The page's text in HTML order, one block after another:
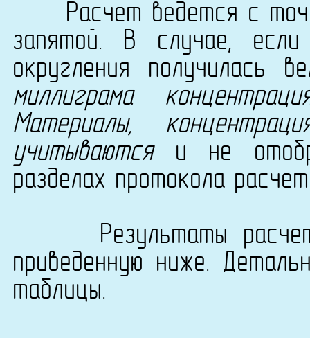
Расчет ведется с
запятой. В случае,
округления получилась
миллиграма
Материалы,
учитываютсяи не
разделах протокола
Результаты расчета
приведенную ниже.
таблицы.